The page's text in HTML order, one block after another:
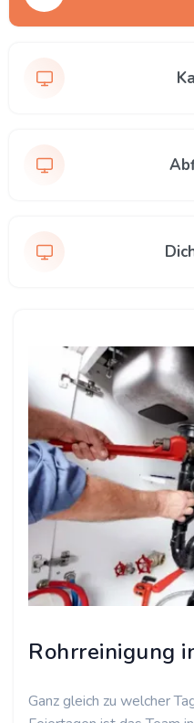
Rohrreinigung
Ganz gleich zu welcher